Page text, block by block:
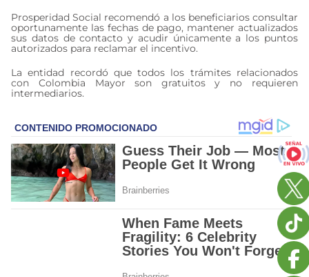
Prosperidad Social recomendó a los beneficiarios consultar
oportunamente las fechas de pago, mantener actualizados
sus datos de contacto y acudir únicamente a los puntos
autorizados para reclamar el incentivo.
La entidad recordó que todos los trámites relacionados
con Colombia Mayor son gratuitos y no requieren
intermediarios.